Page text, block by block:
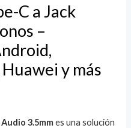
C a Jack
–
y más
3.5mmes una solución